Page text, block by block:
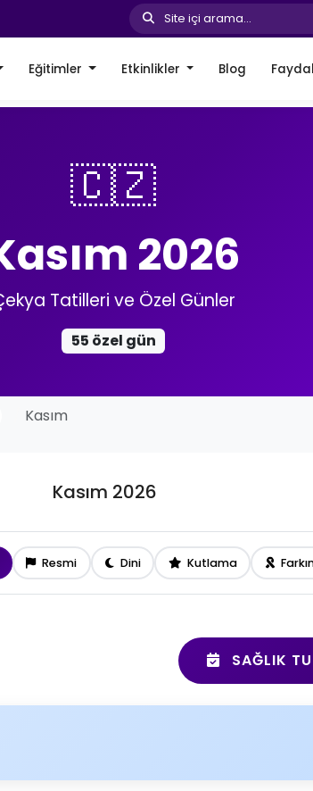
Site içi arama...
Eğitimler Etkinlikler Blog
🇨🇿
2026
Tatilleri ve Özel Günler
55 özel gün
Kasım
Kasım 2026
Resmi Dini Kutlama
SAĞLIK